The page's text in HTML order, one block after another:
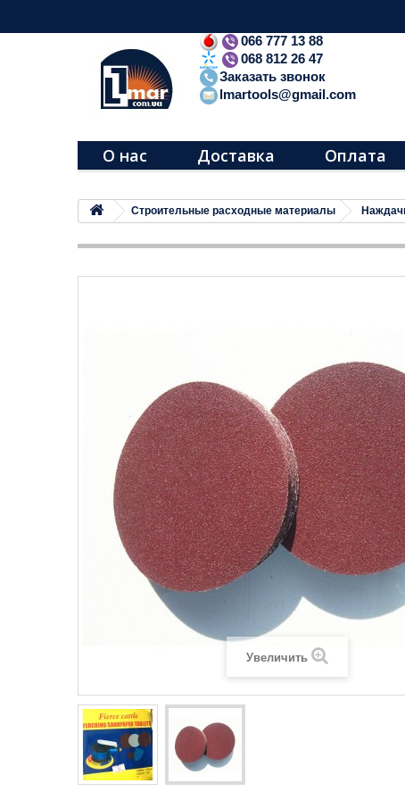
066 777 13 88
068 812 26 47
Заказать звонок
lmartools@gmail.com
О нас Доставка Оплата
Строительные расходные материалы
Увеличить